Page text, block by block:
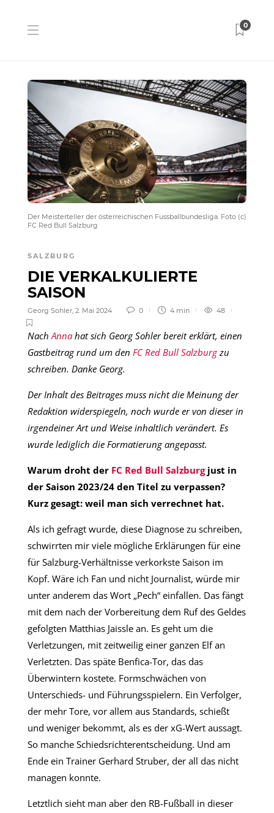
0
Der Meisterteller der österreichischen Fussballbundesliga. Foto (c)
FC Red Bull Salzburg
SALZBURG
DIE VERKALKULIERTE
SAISON
Georg Sohler, 2. Mai 2024 0 4 min 48
NachAnna hat sich Georg Sohler bereit erklärt, einen
Gastbeitrag rund um den FC Red Bull Salzburgzu
schreiben. Danke Georg.
Der Inhalt des Beitrages muss nicht die Meinung der
Redaktion widerspiegeln, noch wurde er von dieser in
irgendeiner Art und Weise inhaltlich verändert. Es
wurde lediglich die Formatierung angepasst.
Warum droht der FC Red Bull Salzburgjust in
der Saison 2023/24 den Titel zu verpassen?
Kurz gesagt: weil man sich verrechnet hat.
Als ich gefragt wurde, diese Diagnose zu schreiben,
schwirrten mir viele mögliche Erklärungen für eine
für Salzburg-Verhältnisse verkorkste Saison im
Kopf. Wäre ich Fan und nicht Journalist, würde mir
unter anderem das Wort „Pech“ einfallen. Das fängt
mit dem nach der Vorbereitung dem Ruf des Geldes
gefolgten Matthias Jaissle an. Es geht um die
Verletzungen, mit zeitweilig einer ganzen Elf an
Verletzten. Das späte Benfica-Tor, das das
Überwintern kostete. Formschwächen von
Unterschieds- und Führungsspielern. Ein Verfolger,
der mehr Tore, vor allem aus Standards, schießt
und weniger bekommt, als es der xG-Wert aussagt.
So manche Schiedsrichterentscheidung. Und am
Ende ein Trainer Gerhard Struber, der all das nicht
managen konnte.
Letztlich sieht man aber den RB-Fußball in dieser